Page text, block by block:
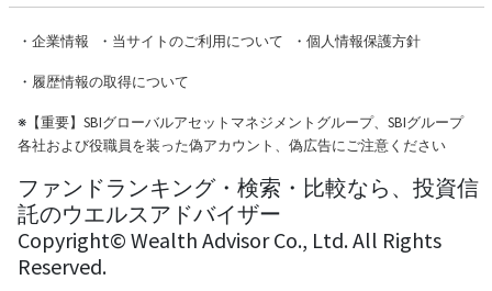
・ 企業情報 ・ 当サイトのご利用について ・ 個人情報保護方針
・ 履歴情報の取得について
※【重要】SBIグローバルアセットマネジメントグループ、SBIグループ
各社および役職員を装った偽アカウント、偽広告にご注意ください
ファンドランキング・検索・比較なら、投資信
託のウエルスアドバイザー
Copyright© Wealth Advisor Co., Ltd. All Rights
Reserved.